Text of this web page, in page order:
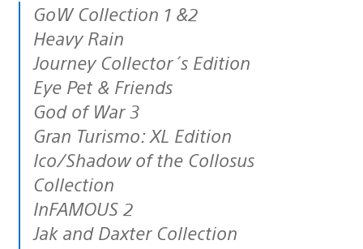
GoW Collection 1 &2
Heavy Rain
Journey Collector´s Edition
Eye Pet & Friends
God of War 3
Gran Turismo: XL Edition
Ico/Shadow of the Collosus
Collection
InFAMOUS 2
Jak and Daxter Collection